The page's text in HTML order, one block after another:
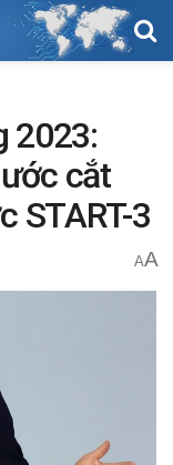
2023:
cắt
START-3
AA